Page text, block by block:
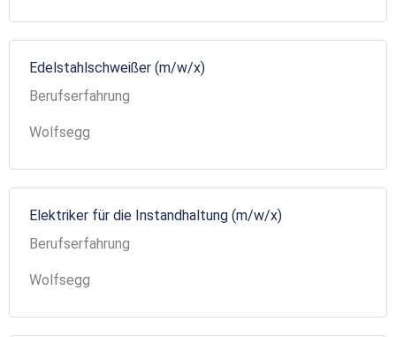
Edelstahlschweißer (m/w/x)
Berufserfahrung
Wolfsegg
Elektriker für die Instandhaltung (m/w/x)
Berufserfahrung
Wolfsegg